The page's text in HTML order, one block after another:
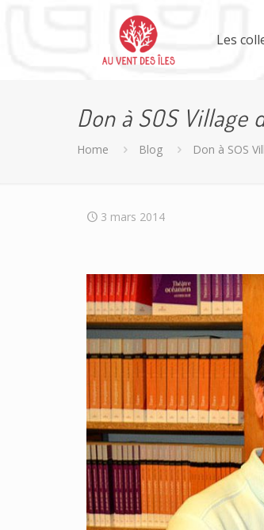
Les
Don à SOS Village
Home Blog Don à SOS
3 mars 2014